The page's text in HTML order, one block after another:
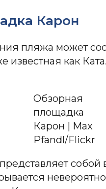
Карон
пляжа может
известная как
Обзорная
площадка
Карон | Max
Pfandl/Flickr